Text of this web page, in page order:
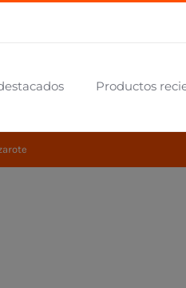
Productos